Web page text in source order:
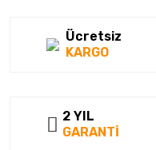
Ücretsiz
KARGO
2 YIL
GARANTİ